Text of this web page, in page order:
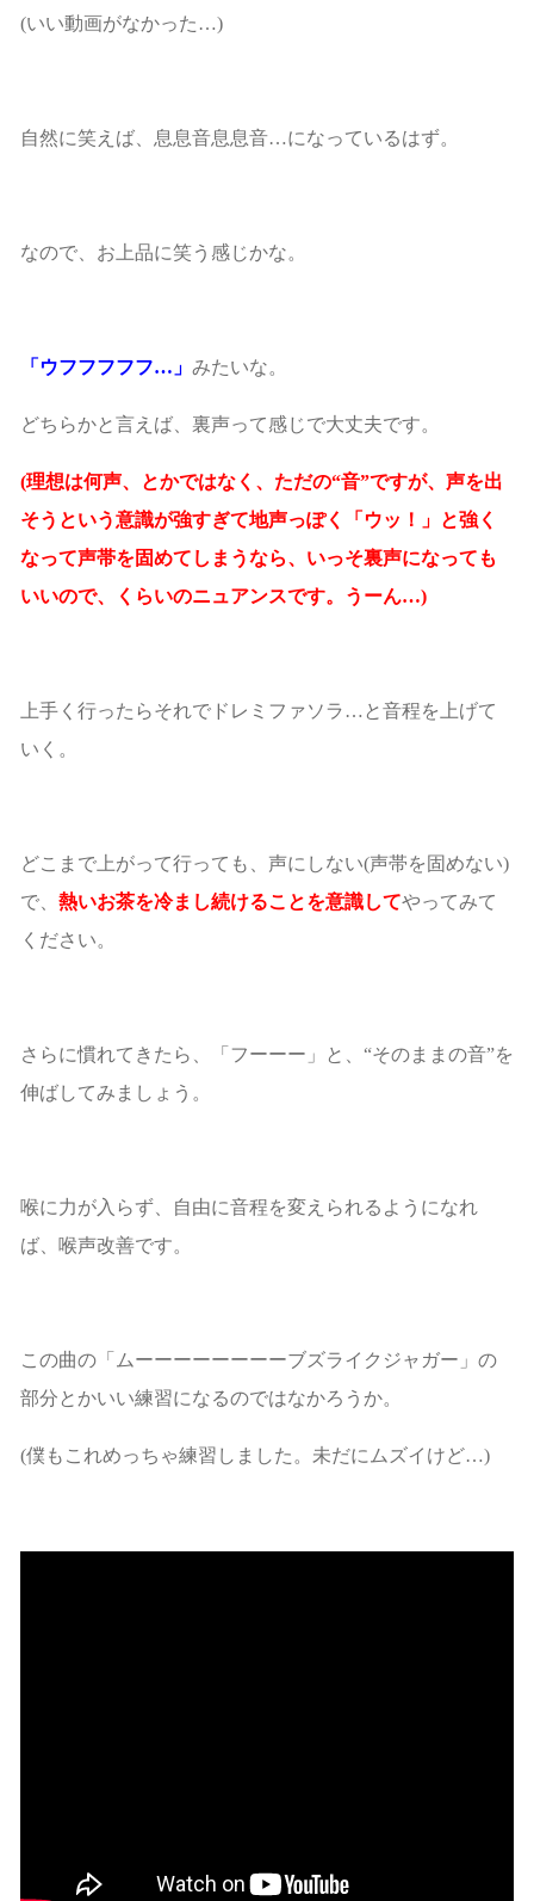
(いい動画がなかった…)
自然に笑えば、息息音息息音…になっているはず。
なので、お上品に笑う感じかな。
「ウフフフフフ…」 みたいな。
どちらかと言えば、裏声って感じで大丈夫です。
(理想は何声、とかではなく、ただの“音”ですが、声を出
そうという意識が強すぎて地声っぽく「ウッ！」と強く
なって声帯を固めてしまうなら、いっそ裏声になっても
いいので、くらいのニュアンスです。うーん…)
上手く行ったらそれでドレミファソラ…と音程を上げて
いく。
どこまで上がって行っても、声にしない(声帯を固めない)
で、 熱いお茶を冷まし続けることを意識してやってみて
ください。
さらに慣れてきたら、「フーーー」と、“そのままの音”を
伸ばしてみましょう。
喉に力が入らず、自由に音程を変えられるようになれ
ば、喉声改善です。
この曲の「ムーーーーーーーーブズライクジャガー」の
部分とかいい練習になるのではなかろうか。
(僕もこれめっちゃ練習しました。未だにムズイけど…)